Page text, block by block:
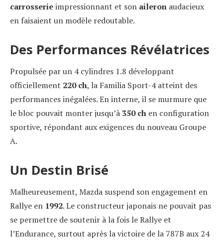
carrosserieimpressionnant et son aileron audacieux
en faisaient un modèle redoutable.
Des Performances Révélatrices
Propulsée par un 4 cylindres 1.8 développant
officiellement 220 ch, la Familia Sport-4 atteint des
performances inégalées. En interne, il se murmure que
le bloc pouvait monter jusqu’à 350 ch en configuration
sportive, répondant aux exigences du nouveau Groupe
A.
Un Destin Brisé
Malheureusement, Mazda suspend son engagement en
Rallye en 1992. Le constructeur japonais ne pouvait pas
se permettre de soutenir à la fois le Rallye et
l’Endurance, surtout après la victoire de la 787B aux 24